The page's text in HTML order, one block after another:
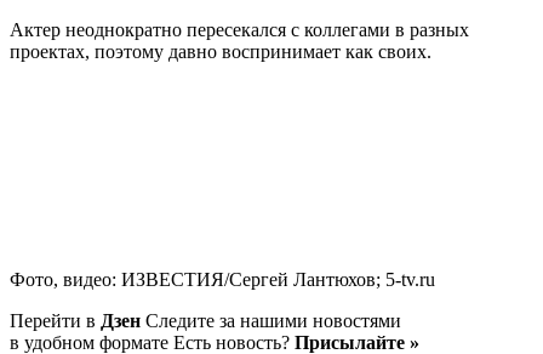
Актер неоднократно пересекался с коллегами в разных
проектах, поэтому давно воспринимает как своих.
Фото, видео: ИЗВЕСТИЯ/Сергей Лантюхов; 5-tv.ru
Перейти в Дзен Следите за нашими новостями
в удобном формате Есть новость? Присылайте »